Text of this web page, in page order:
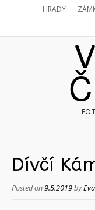
HRADY
Dívčí
Posted on9.5.2019by